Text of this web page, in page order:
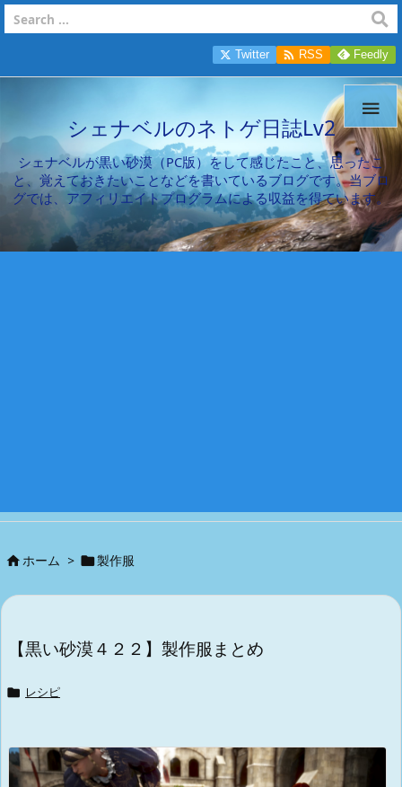
シェナベルのネトゲ日誌Lv2
シェナベルが黒い砂漠（PC版）をして感じたこと、思ったこ
と、覚えておきたいことなどを書いているブログです。当ブロ
グでは、アフィリエイトプログラムによる収益を得ています。

Twitter  RSS Feedly
ホーム > 製作服
【黒い砂漠４２２】製作服まとめ
 レシピ